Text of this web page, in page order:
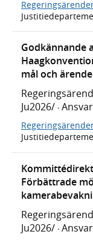
Godkännande
mål och
Ju2026/ ·
Förbättrade
Ju2026/ ·